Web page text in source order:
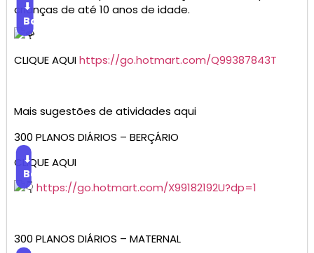
crianças de até 10 anos de idade.
⬇
Baixar
CLIQUE AQUIhttps://go.hotmart.com/Q99387843T
Mais sugestões de atividades aqui
300 PLANOS DIÁRIOS – BERÇÁRIO
CLIQUE AQUI
⬇
Baixar
https://go.hotmart.com/X99182192U?dp=1
300 PLANOS DIÁRIOS – MATERNAL